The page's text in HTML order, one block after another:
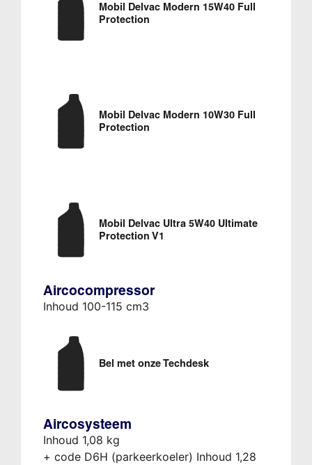
Mobil Delvac Modern 15W40 Full
Protection
Mobil Delvac Modern 10W30 Full
Protection
Mobil Delvac Ultra 5W40 Ultimate
Protection V1
Aircocompressor
Inhoud 100-115 cm3
Bel met onze Techdesk
Aircosysteem
Inhoud 1,08 kg
+ code D6H (parkeerkoeler) Inhoud 1,28